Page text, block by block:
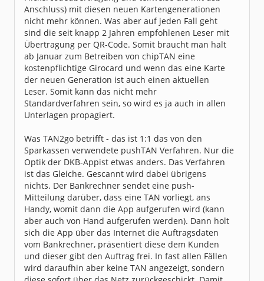
Anschluss) mit diesen neuen Kartengenerationen
nicht mehr können. Was aber auf jeden Fall geht
sind die seit knapp 2 Jahren empfohlenen Leser mit
Übertragung per QR-Code. Somit braucht man halt
ab Januar zum Betreiben von chipTAN eine
kostenpflichtige Girocard und wenn das eine Karte
der neuen Generation ist auch einen aktuellen
Leser. Somit kann das nicht mehr
Standardverfahren sein, so wird es ja auch in allen
Unterlagen propagiert.
Was TAN2go betrifft - das ist 1:1 das von den
Sparkassen verwendete pushTAN Verfahren. Nur die
Optik der DKB-Appist etwas anders. Das Verfahren
ist das Gleiche. Gescannt wird dabei übrigens
nichts. Der Bankrechner sendet eine push-
Mitteilung darüber, dass eine TAN vorliegt, ans
Handy, womit dann die App aufgerufen wird (kann
aber auch von Hand aufgerufen werden). Dann holt
sich die App über das Internet die Auftragsdaten
vom Bankrechner, präsentiert diese dem Kunden
und dieser gibt den Auftrag frei. In fast allen Fällen
wird daraufhin aber keine TAN angezeigt, sondern